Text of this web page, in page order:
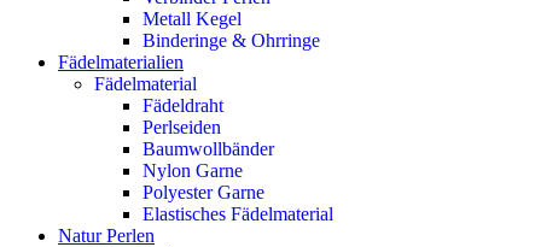
Metall Kegel
Binderinge & Ohrringe
Fädelmaterialien
Fädelmaterial
Fädeldraht
Perlseiden
Baumwollbänder
Nylon Garne
Polyester Garne
Elastisches Fädelmaterial
Natur Perlen